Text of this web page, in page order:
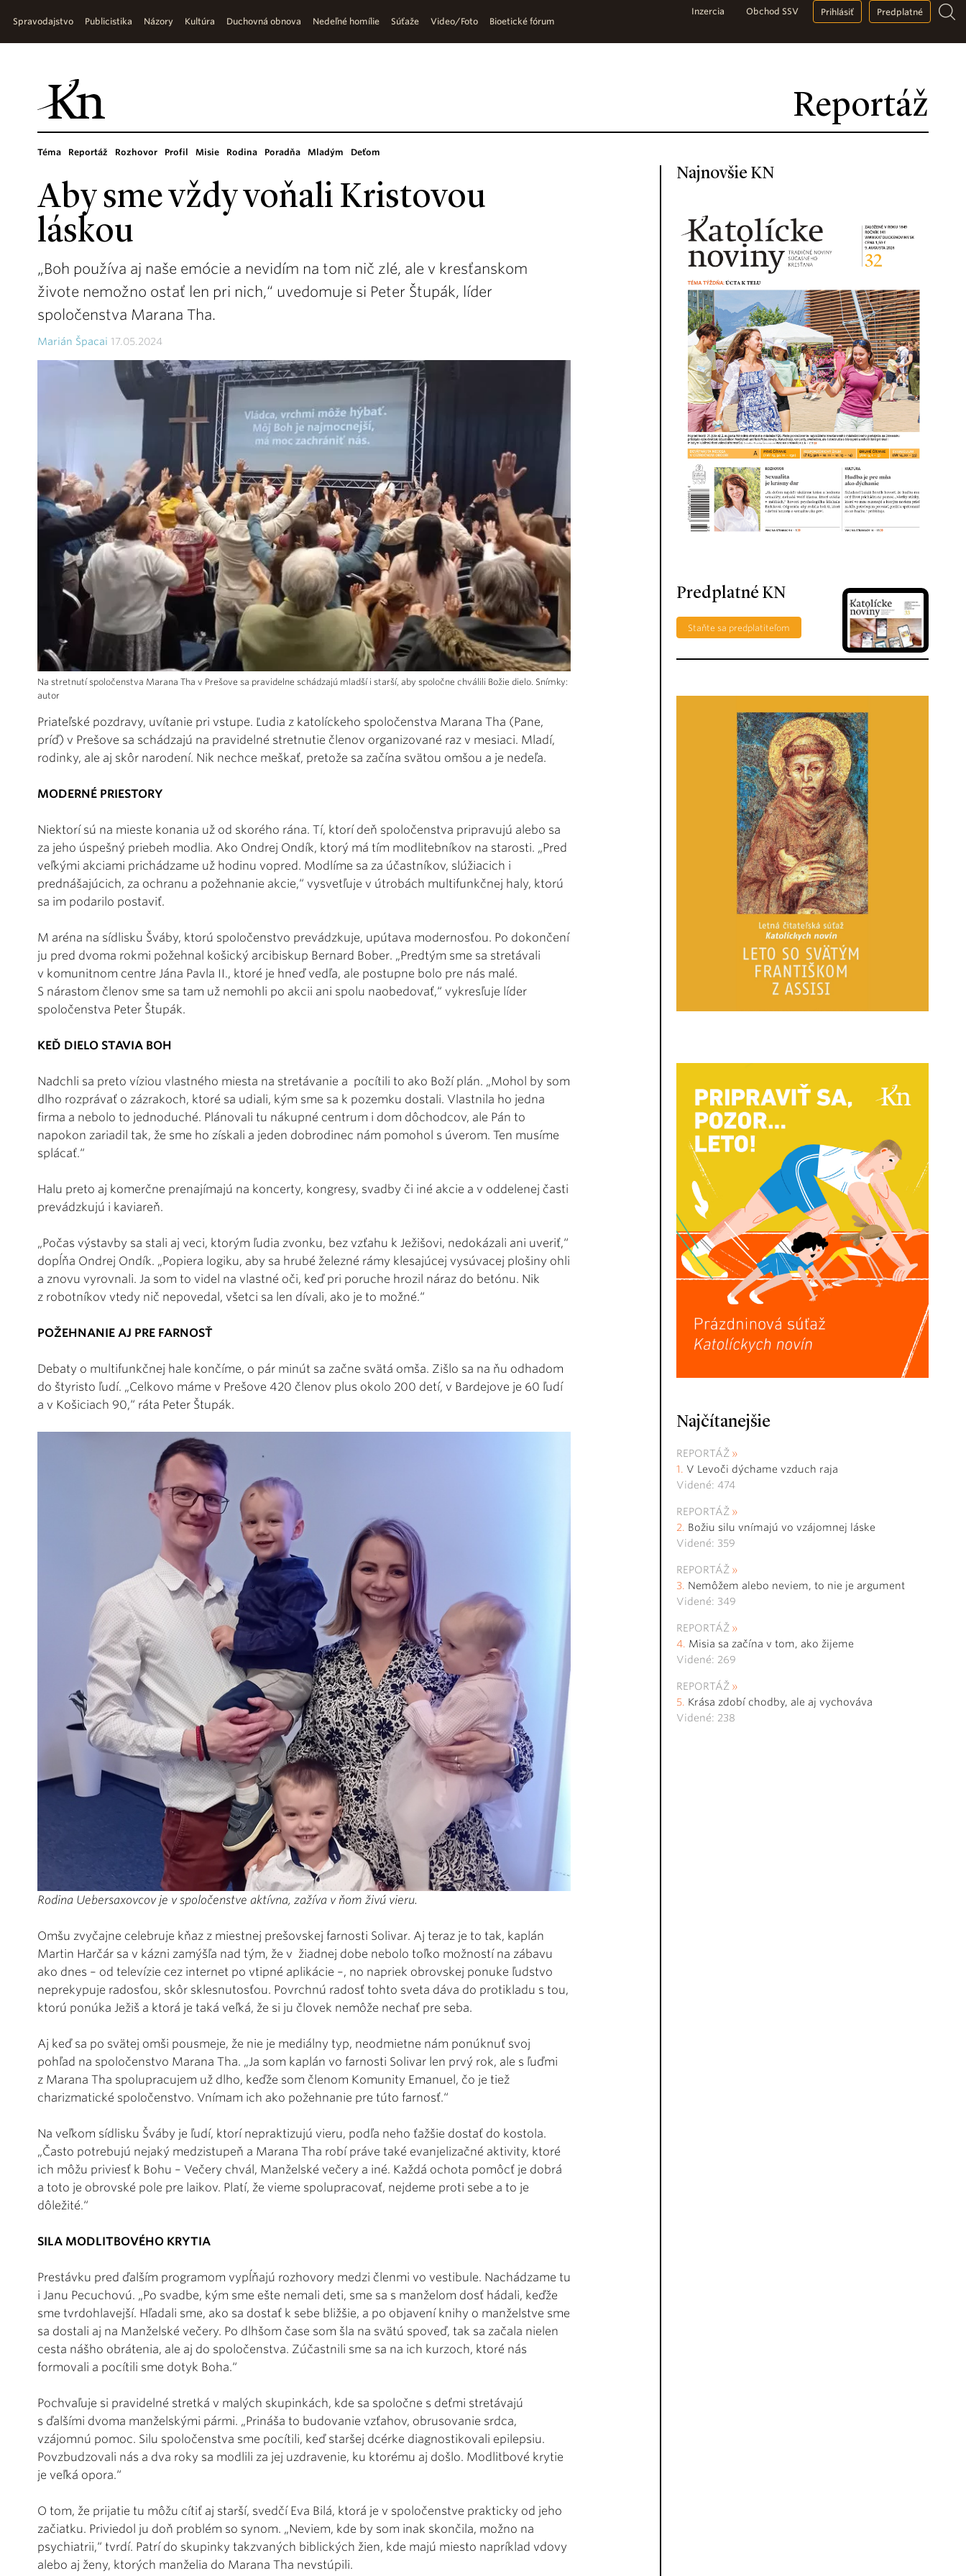
Reportáž
Spravodajstvo Publicistika Názory Kultúra Duchovná obnova Nedeľné homílie Súťaže Video/Foto Bioetické fórum
Inzercia Obchod SSV Prihlásiť Predplatné
Téma Reportáž Rozhovor Profil Misie Rodina Poradňa Mladým Deťom
Aby sme vždy voňali Kristovou
láskou
„Boh používa aj naše emócie a nevidím na tom nič zlé, ale v kresťanskom
živote nemožno ostať len pri nich,“ uvedomuje si Peter Štupák, líder
spoločenstva Marana Tha.
Marián Špacai 17.05.2024
Na stretnutí spoločenstva Marana Tha v Prešove sa pravidelne schádzajú mladší i starší, aby spoločne chválili Božie dielo. Snímky:
autor
Priateľské pozdravy, uvítanie pri vstupe. Ľudia z katolíckeho spoločenstva Marana Tha (Pane,
príď) v Prešove sa schádzajú na pravidelné stretnutie členov organizované raz v mesiaci. Mladí,
rodinky, ale aj skôr narodení. Nik nechce meškať, pretože sa začína svätou omšou a je nedeľa.
MODERNÉ PRIESTORY
Niektorí sú na mieste konania už od skorého rána. Tí, ktorí deň spoločenstva pripravujú alebo sa
za jeho úspešný priebeh modlia. Ako Ondrej Ondík, ktorý má tím modlitebníkov na starosti. „Pred
veľkými akciami prichádzame už hodinu vopred. Modlíme sa za účastníkov, slúžiacich i
prednášajúcich, za ochranu a požehnanie akcie,“ vysvetľuje v útrobách multifunkčnej haly, ktorú
sa im podarilo postaviť.
M aréna na sídlisku Šváby, ktorú spoločenstvo prevádzkuje, upútava modernosťou. Po dokončení
ju pred dvoma rokmi požehnal košický arcibiskup Bernard Bober. „Predtým sme sa stretávali
v komunitnom centre Jána Pavla II., ktoré je hneď vedľa, ale postupne bolo pre nás malé.
S nárastom členov sme sa tam už nemohli po akcii ani spolu naobedovať,“ vykresľuje líder
spoločenstva Peter Štupák.
KEĎ DIELO STAVIA BOH
Nadchli sa preto víziou vlastného miesta na stretávanie a pocítili to ako Boží plán. „Mohol by som
dlho rozprávať o zázrakoch, ktoré sa udiali, kým sme sa k pozemku dostali. Vlastnila ho jedna
firma a nebolo to jednoduché. Plánovali tu nákupné centrum i dom dôchodcov, ale Pán to
napokon zariadil tak, že sme ho získali a jeden dobrodinec nám pomohol s úverom. Ten musíme
splácať.“
Halu preto aj komerčne prenajímajú na koncerty, kongresy, svadby či iné akcie a v oddelenej časti
prevádzkujú i kaviareň.
„Počas výstavby sa stali aj veci, ktorým ľudia zvonku, bez vzťahu k Ježišovi, nedokázali ani uveriť,“
dopĺňa Ondrej Ondík. „Popiera logiku, aby sa hrubé železné rámy klesajúcej vysúvacej plošiny ohli
a znovu vyrovnali. Ja som to videl na vlastné oči, keď pri poruche hrozil náraz do betónu. Nik
z robotníkov vtedy nič nepovedal, všetci sa len dívali, ako je to možné.“
POŽEHNANIE AJ PRE FARNOSŤ
Debaty o multifunkčnej hale končíme, o pár minút sa začne svätá omša. Zišlo sa na ňu odhadom
do štyristo ľudí. „Celkovo máme v Prešove 420 členov plus okolo 200 detí, v Bardejove je 60 ľudí
a v Košiciach 90,“ ráta Peter Štupák.
Rodina Uebersaxovcov je v spoločenstve aktívna, zažíva v ňom živú vieru.
Omšu zvyčajne celebruje kňaz z miestnej prešovskej farnosti Solivar. Aj teraz je to tak, kaplán
Martin Harčár sa v kázni zamýšľa nad tým, že v žiadnej dobe nebolo toľko možností na zábavu
ako dnes – od televízie cez internet po vtipné aplikácie –, no napriek obrovskej ponuke ľudstvo
neprekypuje radosťou, skôr sklesnutosťou. Povrchnú radosť tohto sveta dáva do protikladu s tou,
ktorú ponúka Ježiš a ktorá je taká veľká, že si ju človek nemôže nechať pre seba.
Aj keď sa po svätej omši pousmeje, že nie je mediálny typ, neodmietne nám ponúknuť svoj
pohľad na spoločenstvo Marana Tha. „Ja som kaplán vo farnosti Solivar len prvý rok, ale s ľuďmi
z Marana Tha spolupracujem už dlho, keďže som členom Komunity Emanuel, čo je tiež
charizmatické spoločenstvo. Vnímam ich ako požehnanie pre túto farnosť.“
Na veľkom sídlisku Šváby je ľudí, ktorí nepraktizujú vieru, podľa neho ťažšie dostať do kostola.
„Často potrebujú nejaký medzistupeň a Marana Tha robí práve také evanjelizačné aktivity, ktoré
ich môžu priviesť k Bohu – Večery chvál, Manželské večery a iné. Každá ochota pomôcť je dobrá
a toto je obrovské pole pre laikov. Platí, že vieme spolupracovať, nejdeme proti sebe a to je
dôležité.“
SILA MODLITBOVÉHO KRYTIA
Prestávku pred ďalším programom vypĺňajú rozhovory medzi členmi vo vestibule. Nachádzame tu
i Janu Pecuchovú. „Po svadbe, kým sme ešte nemali deti, sme sa s manželom dosť hádali, keďže
sme tvrdohlavejší. Hľadali sme, ako sa dostať k sebe bližšie, a po objavení knihy o manželstve sme
sa dostali aj na Manželské večery. Po dlhšom čase som šla na svätú spoveď, tak sa začala nielen
cesta nášho obrátenia, ale aj do spoločenstva. Zúčastnili sme sa na ich kurzoch, ktoré nás
formovali a pocítili sme dotyk Boha.“
Pochvaľuje si pravidelné stretká v malých skupinkách, kde sa spoločne s deťmi stretávajú
s ďalšími dvoma manželskými pármi. „Prináša to budovanie vzťahov, obrusovanie srdca,
vzájomnú pomoc. Silu spoločenstva sme pocítili, keď staršej dcérke diagnostikovali epilepsiu.
Povzbudzovali nás a dva roky sa modlili za jej uzdravenie, ku ktorému aj došlo. Modlitbové krytie
je veľká opora.“
O tom, že prijatie tu môžu cítiť aj starší, svedčí Eva Bilá, ktorá je v spoločenstve prakticky od jeho
začiatku. Priviedol ju doň problém so synom. „Neviem, kde by som inak skončila, možno na
psychiatrii,“ tvrdí. Patrí do skupinky takzvaných biblických žien, kde majú miesto napríklad vdovy
alebo aj ženy, ktorých manželia do Marana Tha nevstúpili.
Najnovšie KN
Predplatné KN
Staňte sa predplatiteľom
Najčítanejšie
REPORTÁŽ
V Levoči dýchame vzduch raja
Videné: 474
REPORTÁŽ
Božiu silu vnímajú vo vzájomnej láske
Videné: 359
REPORTÁŽ
Nemôžem alebo neviem, to nie je argument
Videné: 349
REPORTÁŽ
Misia sa začína v tom, ako žijeme
Videné: 269
REPORTÁŽ
Krása zdobí chodby, ale aj vychováva
Videné: 238